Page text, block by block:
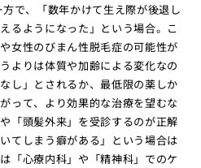
で、「数年かけて生え際が後退し
るようになった」という場合。こ
女性のびまん性脱毛症の可能性が
よりは体質や加齢による変化なの
し」とされるか、最低限の薬しか
って、より効果的な治療を望むな
「頭髪外来」を受診するのが正解
てしまう癖がある」という場合は
「心療内科」や「精神科」でのケ